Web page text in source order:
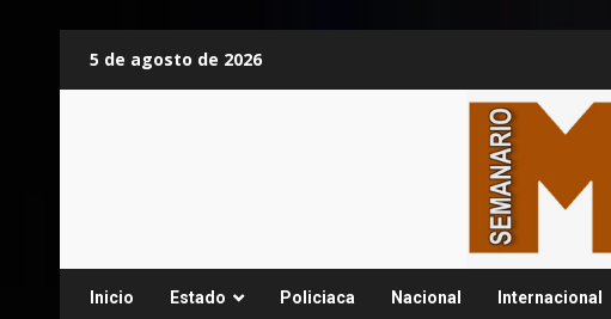
5 de agosto de 2026
Inicio Estado Policiaca Nacional Internacional